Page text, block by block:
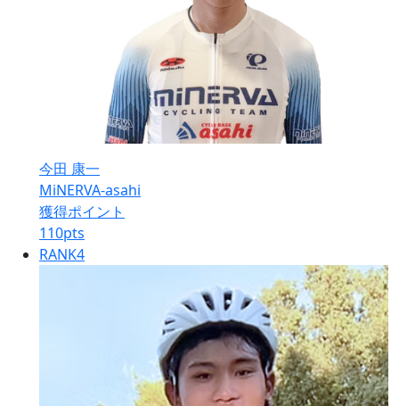
今田 康一
MiNERVA-asahi
獲得ポイント
110pts
RANK4